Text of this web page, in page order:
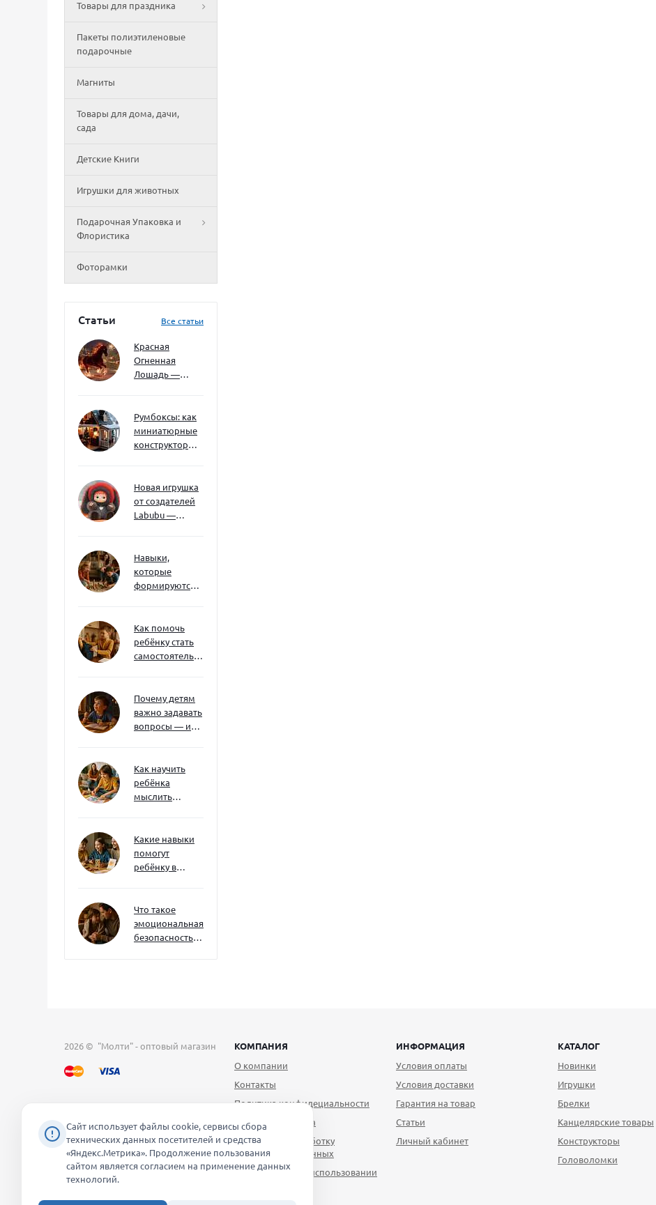
Товары для праздника
Пакеты полиэтиленовые
подарочные
Магниты
Товары для дома, дачи,
сада
Детские Книги
Игрушки для животных
Подарочная Упаковка и
Флористика
Фоторамки
Статьи Все статьи
Красная
Огненная
Лошадь —
ждать и как
подготовиться
Румбоксы: как
миниатюрные
конструкторы
мышление и
внимание к
деталям
Новая игрушка
от создателей
Labubu —
Навыки,
которые
формируются
ребёнка
успешным
Как помочь
ребёнку стать
самостоятельным
Почему детям
важно задавать
вопросы — и
Как научить
ребёнка
мыслить
сложностей
Какие навыки
помогут
ребёнку в
их уже сейчас
Что такое
эмоциональная
безопасность
2026 © "Молти" - оптовый магазин
КОМПАНИЯ
О компании
Контакты
Политика конфидециальности
Публичная оферта
Согласие на обработку
персональных данных
Уведомление об использовании
ИНФОРМАЦИЯ
Условия оплаты
Условия доставки
Гарантия на товар
Статьи
Личный кабинет
КАТАЛОГ
Новинки
Игрушки
Брелки
Канцелярские товары
Конструкторы
Головоломки
Сайт использует файлы cookie, сервисы сбора
технических данных посетителей и средства
«Яндекс.Метрика». Продолжение пользования
сайтом является согласием на применение данных
технологий.